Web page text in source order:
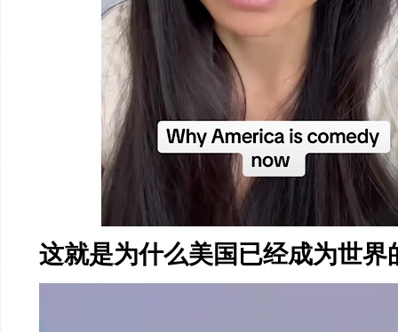
这就是为什么美国已经成为世界